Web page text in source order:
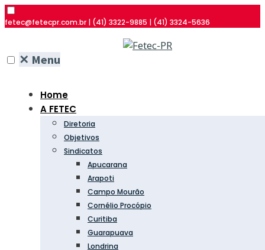
fetec@fetecpr.com.br | (41) 3322-9885 | (41) 3324-5636
✕ Menu
Home
A FETEC
Diretoria
Objetivos
Sindicatos
Apucarana
Arapoti
Campo Mourão
Cornélio Procópio
Curitiba
Guarapuava
Londrina